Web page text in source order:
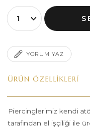
YORUM YAZ
ÜRÜN ÖZELLIKLERI
Piercinglerimiz kendi
tarafından el işçiliği ile